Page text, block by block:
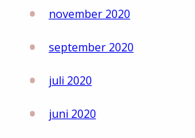
november 2020
september 2020
juli 2020
juni 2020